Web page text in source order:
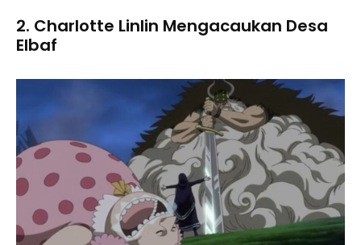
2. Charlotte Linlin Mengacaukan Desa
Elbaf